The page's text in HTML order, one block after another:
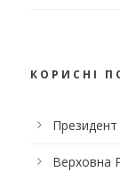
КОРИСНІ
Президент
Верховна